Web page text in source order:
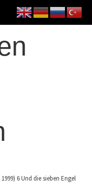
6 Und die sieben Engel